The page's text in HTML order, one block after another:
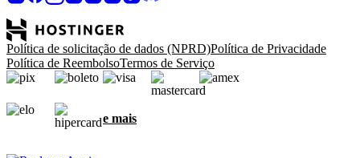
Política de solicitação de dados (NPRD)Política de Privacidade
Política de ReembolsoTermos de Serviço
e mais